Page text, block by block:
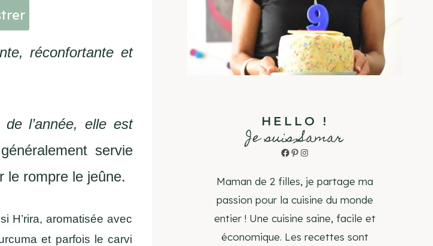
réconfortante et
l’année, elle est
servie
le rompre le jeûne.
H’rira, aromatisée avec
et parfois le carvi
HELLO !
Je suis Samar
Facebook
Pinterest
Instagram
Maman de 2 filles, je partage ma
passion pour la cuisine du monde
entier ! Une cuisine saine, facile et
économique. Les recettes sont